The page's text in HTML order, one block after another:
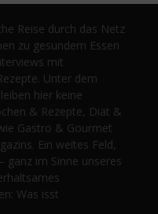
Reise durch das Netz
zu gesundem Essen
mit
Unter dem
hier keine
& Rezepte, Diät &
Gastro & Gourmet
Ein weites Feld,
ganz im Sinne unseres
Was isst